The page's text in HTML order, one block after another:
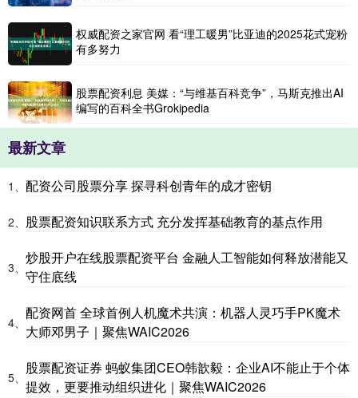
权威配资之家官网 看“理工暖男”比亚迪的2025花式宠粉
有多努力
股票配资利息 美媒：“与维基百科竞争”，马斯克推出AI
编写的百科全书Grokipedia
最新文章
1、 配资公司股票分享 探寻科创青年的成才密钥
2、 股票配资知识联系方式 充分发挥基础教育的基点作用
3、
炒股开户在线股票配资平台 金融人工智能如何释放潜能又
守住底线
4、
配资网首 全球首例人机魔术共演：机器人灵巧手PK魔术
大师邓男子｜聚焦WAIC2026
5、
股票配资证券 蚂蚁集团CEO韩歆毅：企业AI不能止于个体
提效，更要推动组织进化｜聚焦WAIC2026